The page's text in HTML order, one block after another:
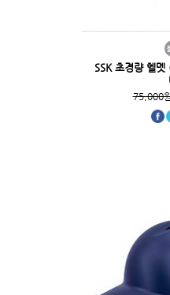
SSK 초경량 헬
75,000